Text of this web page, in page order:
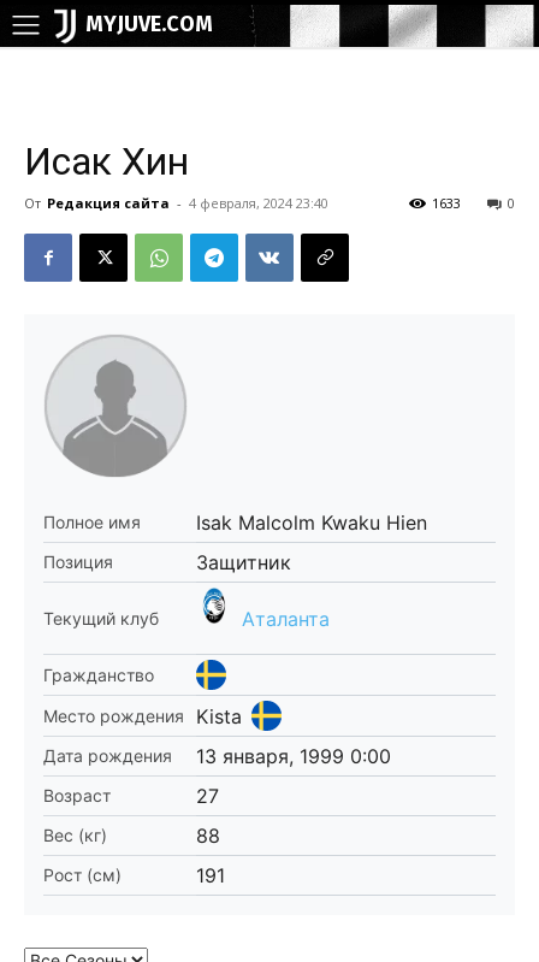
MYJUVE.COM
Исак Хин
От Редакция сайта - 4 февраля, 2024 23:40 0
1633
Полное имя Isak Malcolm Kwaku Hien
Позиция Защитник
Текущий клуб Аталанта
Гражданство
Место рождения
Kista
Дата рождения 13 января, 1999 0:00
Возраст 27
Вес (кг) 88
Рост (см) 191